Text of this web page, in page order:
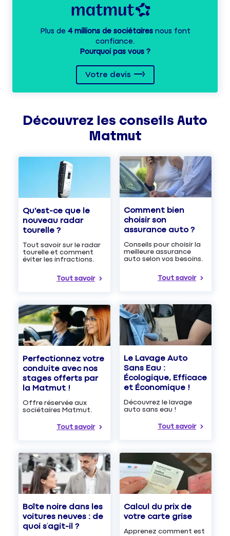
Plus de 4 millions de sociétairesnous font
confiance.
Pourquoi pas vous ?
Votre devis
Découvrez les conseils Auto
Matmut
Qu'est-ce que le
nouveau radar
tourelle ?
Tout savoir sur le radar
tourelle et comment
éviter les infractions.
Tout savoir
Comment bien
choisir son
assurance auto ?
Conseils pour choisir la
meilleure assurance
auto selon vos besoins.
Tout savoir
Perfectionnez votre
conduite avec nos
stages offerts par
la Matmut !
Offre réservée aux
sociétaires Matmut.
Tout savoir
Le Lavage Auto
Sans Eau :
Écologique, Efficace
et Économique !
Découvrez le lavage
auto sans eau !
Tout savoir
Boîte noire dans les
voitures neuves : de
quoi s’agit-il ?
Calcul du prix de
votre carte grise
Apprenez comment est